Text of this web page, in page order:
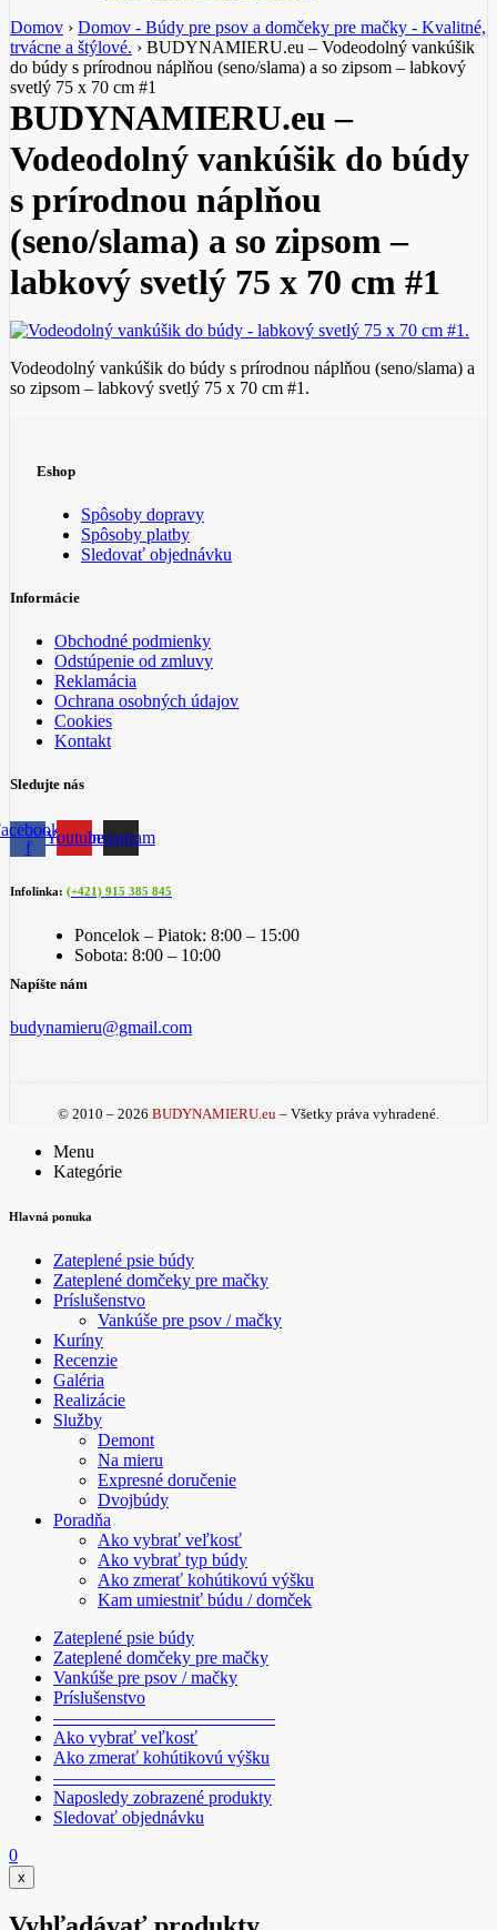
Domov › Domov - Búdy pre psov a domčeky pre mačky - Kvalitné,
trvácne a štýlové. › BUDYNAMIERU.eu – Vodeodolný vankúšik
do búdy s prírodnou náplňou (seno/slama) a so zipsom – labkový
svetlý 75 x 70 cm #1
BUDYNAMIERU.eu –
Vodeodolný vankúšik do búdy
s prírodnou náplňou
(seno/slama) a so zipsom –
labkový svetlý 75 x 70 cm #1
Vodeodolný vankúšik do búdy s prírodnou náplňou (seno/slama) a
so zipsom – labkový svetlý 75 x 70 cm #1.
Eshop
Spôsoby dopravy
Spôsoby platby
Sledovať objednávku
Informácie
Obchodné podmienky
Odstúpenie od zmluvy
Reklamácia
Ochrana osobných údajov
Cookies
Kontakt
Sledujte nás
f
YoutubeInstagram
Infolinka: (+421) 915 385 845
Poncelok – Piatok: 8:00 – 15:00
Sobota: 8:00 – 10:00
Napíšte nám
budynamieru@gmail.com
© 2010 – 2026 BUDYNAMIERU.eu – Všetky práva vyhradené.
Menu
Kategórie
Hlavná ponuka
Zateplené psie búdy
Zateplené domčeky pre mačky
Príslušenstvo
Vankúše pre psov / mačky
Kuríny
Recenzie
Galéria
Realizácie
Služby
Demont
Na mieru
Expresné doručenie
Dvojbúdy
Poradňa
Ako vybrať veľkosť
Ako vybrať typ búdy
Ako zmerať kohútikovú výšku
Kam umiestniť búdu / domček
Zateplené psie búdy
Zateplené domčeky pre mačky
Vankúše pre psov / mačky
Príslušenstvo
————————————–
Ako vybrať veľkosť
Ako zmerať kohútikovú výšku
————————————–
Naposledy zobrazené produkty
Sledovať objednávku
0
x